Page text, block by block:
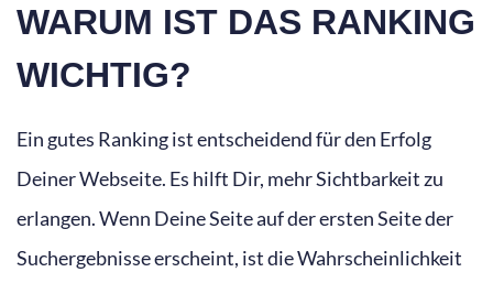
WARUM IST DAS RANKING
WICHTIG?
Ein gutes Ranking ist entscheidend für den Erfolg
Deiner Webseite. Es hilft Dir, mehr Sichtbarkeit zu
erlangen. Wenn Deine Seite auf der ersten Seite der
Suchergebnisse erscheint, ist die Wahrscheinlichkeit